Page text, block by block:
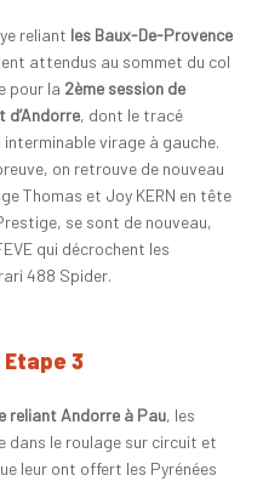
reliant les Baux-De-Provence
attendus au sommet du col
pour la 2ème session de
d’Andorre, dont le tracé
virage à gauche.
on retrouve de nouveau
Thomas et Joy KERN en tête
se sont de nouveau,
qui décrochent les
488 Spider.
3
reliant Andorre à Pau, les
dans le roulage sur circuit et
leur ont offert les Pyrénées